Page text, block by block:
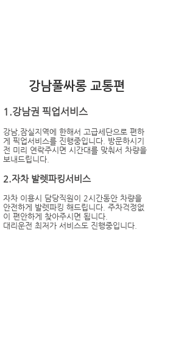
​강남풀싸롱 교통편
1.강남권 픽업서비스
강남,잠실지역에 한해서 고급세단으로 편하
게 픽업서비스를 진행중입니다. 방문하시기
전 미리 연락주시면 시간대를 맞춰서 차량을
보내드립니다.
2.자차 발렛파킹서비스
자차 이용시 담당직원이 2시간동안 차량을
안전하게 발렛파킹 해드립니다. 주차걱정없
이 편안하게 찾아주시면 됩니다.
​대리운전 최저가 서비스도 진행중입니다.